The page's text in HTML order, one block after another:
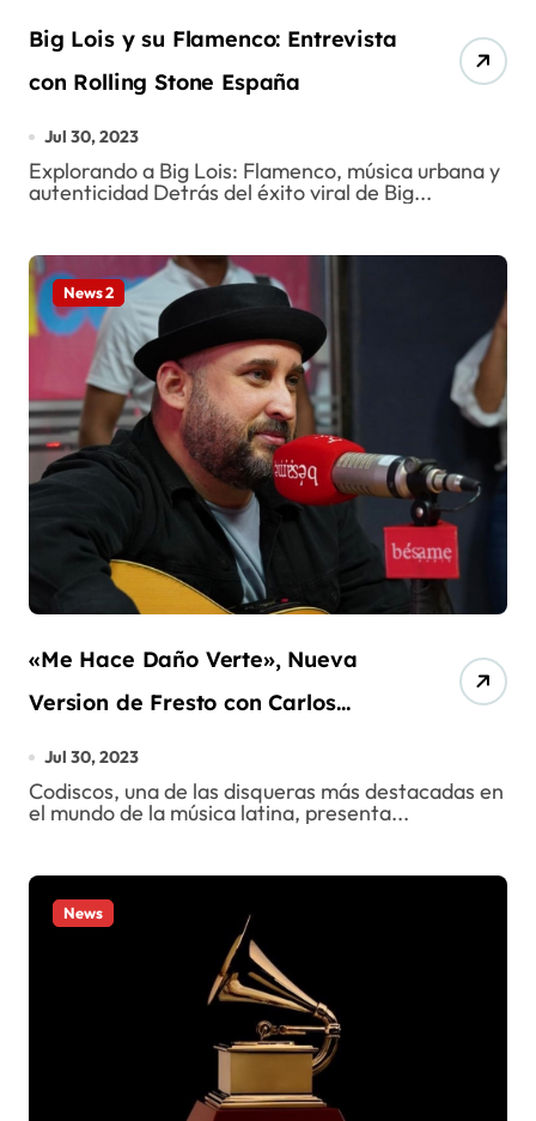
Big Lois y su Flamenco: Entrevista
con Rolling Stone España
Jul 30, 2023
Explorando a Big Lois: Flamenco, música urbana y
autenticidad Detrás del éxito viral de Big...
News 2
«Me Hace Daño Verte», Nueva
Version de Fresto con Carlos
Baute
Jul 30, 2023
Codiscos, una de las disqueras más destacadas en
el mundo de la música latina, presenta...
News